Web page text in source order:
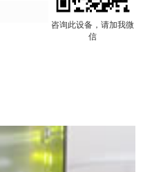
咨询此设备，请加我微
信